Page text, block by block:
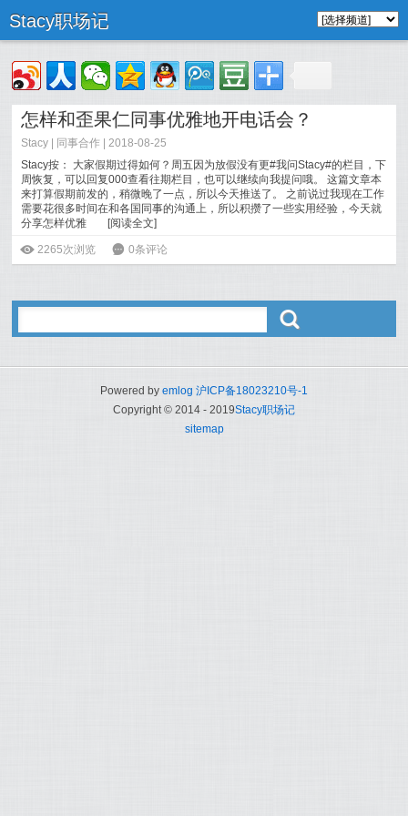
Stacy职场记
怎样和歪果仁同事优雅地开电话会？
Stacy 同事合作
| 2018-08-25
Stacy按： 大家假期过得如何？周五因为放假没有更#我问Stacy#的栏目，下
周恢复，可以回复000查看往期栏目，也可以继续向我提问哦。 这篇文章本
来打算假期前发的，稍微晚了一点，所以今天推送了。 之前说过我现在工作
需要花很多时间在和各国同事的沟通上，所以积攒了一些实用经验，今天就
分享怎样优雅
[阅读全文]
ė 2265次浏览 6 0条评论
ő
Powered by emlog 沪ICP备18023210号-1
Copyright © 2014 - 2019Stacy职场记
sitemap